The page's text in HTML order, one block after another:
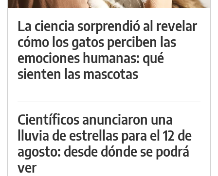
La ciencia sorprendió al revelar
cómo los gatos perciben las
emociones humanas: qué
sienten las mascotas
Científicos anunciaron una
lluvia de estrellas para el 12 de
agosto: desde dónde se podrá
ver